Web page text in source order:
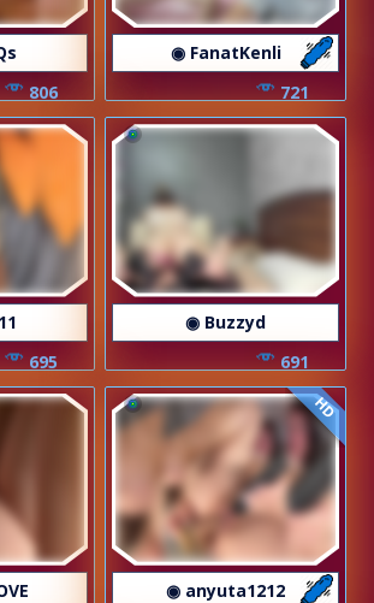
806
◉ FanatKenli
721
695
◉ Buzzyd
691
HD
◉ anyuta1212